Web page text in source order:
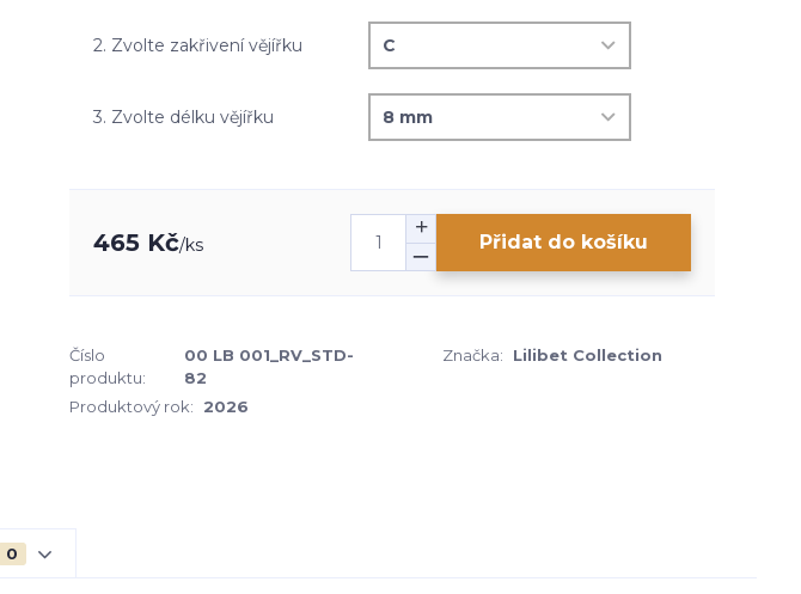
2. Zvolte zakřivení vějířku
3. Zvolte délku vějířku
465 Kč/ks Přidat do košíku
Číslo
produktu:
00 LB 001_RV_STD-
82
Značka: Lilibet Collection
Produktový rok: 2026
0